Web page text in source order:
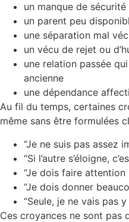
un manque de
un parent peu
une séparation mal
un vécu de rejet ou
une relation passée
ancienne
une dépendance
Au fil du temps, certaines
même sans être formulées
“Je ne suis pas assez
“Si l’autre s’éloigne,
“Je dois faire
“Je dois donner
“Seule, je ne vais pas y
Ces croyances ne sont pas